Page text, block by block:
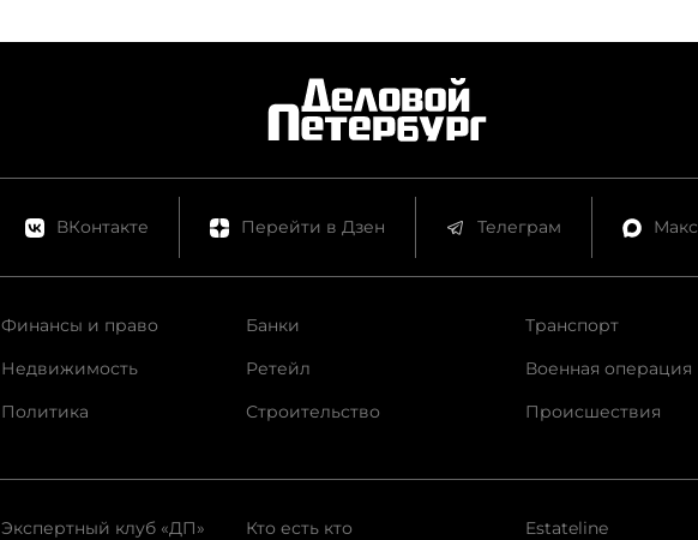
ВКонтакте Перейти в Дзен Телеграм Макс
Финансы и право
Недвижимость
Политика
Банки
Ретейл
Строительство
Транспорт
Военная операция
Происшествия
Экспертный клуб «ДП»
Кто есть кто
Estateline